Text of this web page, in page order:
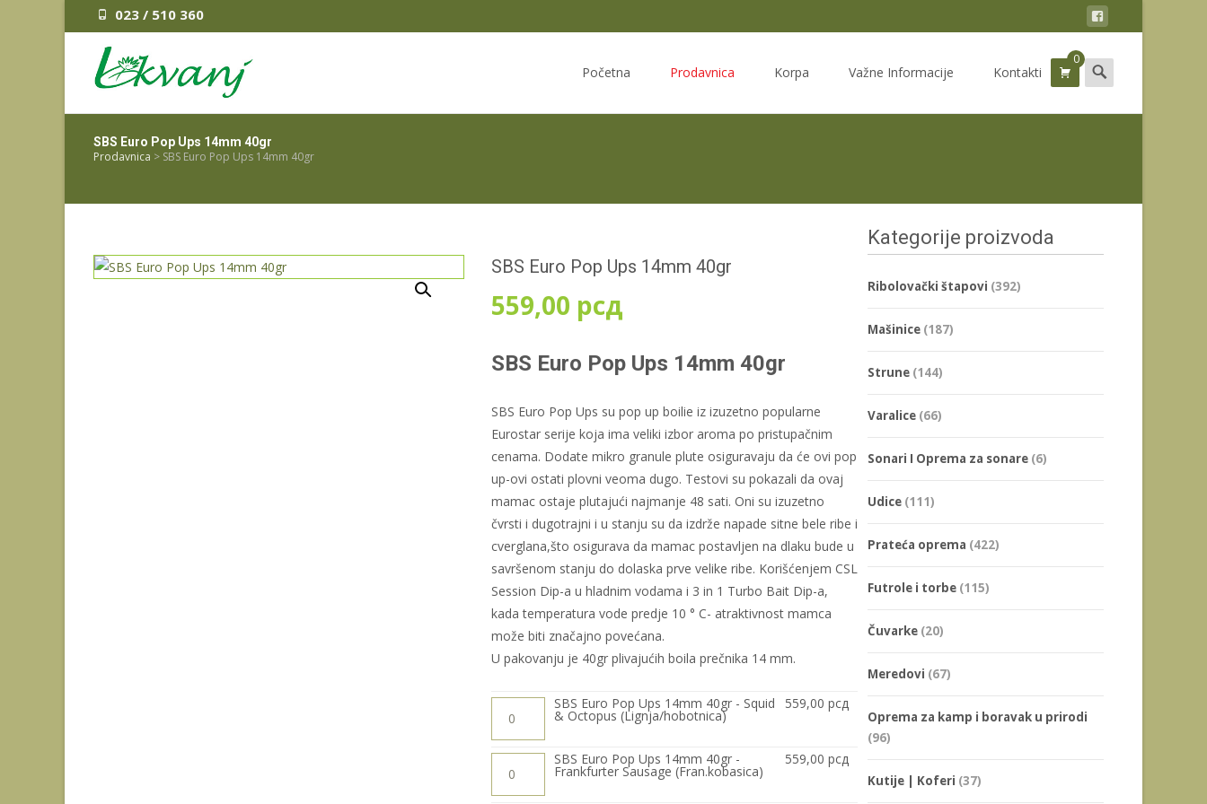
023 / 510 360
Početna Prodavnica Korpa Važne Informacije Kontakti
0 Search
for:
SBS Euro Pop Ups 14mm 40gr
Prodavnica > SBS Euro Pop Ups 14mm 40gr
SBS Euro Pop Ups 14mm 40gr
559,00 рсд
SBS Euro Pop Ups 14mm 40gr
SBS Euro Pop Ups su pop up boilie iz izuzetno popularne
Eurostar serije koja ima veliki izbor aroma po pristupačnim
cenama. Dodate mikro granule plute osiguravaju da će ovi pop
up-ovi ostati plovni veoma dugo. Testovi su pokazali da ovaj
mamac ostaje plutajući najmanje 48 sati. Oni su izuzetno
čvrsti i dugotrajni i u stanju su da izdrže napade sitne bele ribe i
cverglana,što osigurava da mamac postavljen na dlaku bude u
savršenom stanju do dolaska prve velike ribe. Korišćenjem CSL
Session Dip-a u hladnim vodama i 3 in 1 Turbo Bait Dip-a,
kada temperatura vode predje 10 ° C- atraktivnost mamca
može biti značajno povećana.
U pakovanju je 40gr plivajućih boila prečnika 14 mm.
SBS
Euro
Pop
Ups
14mm
SBS Euro Pop Ups 14mm 40gr - Squid
& Octopus (Lignja/hobotnica)
559,00рсд
SBS
Euro
Pop
Ups
SBS Euro Pop Ups 14mm 40gr -
Frankfurter Sausage (Fran.kobasica)
559,00рсд
Kategorije proizvoda
Ribolovački štapovi (392)
Mašinice (187)
Strune (144)
Varalice (66)
Sonari I Oprema za sonare (6)
Udice (111)
Prateća oprema (422)
Futrole i torbe (115)
Čuvarke (20)
Meredovi (67)
Oprema za kamp i boravak u prirodi
(96)
Kutije | Koferi (37)